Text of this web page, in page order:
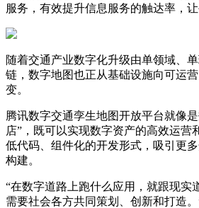
服务，有效提升信息服务的触达率，
随着交通产业数字化升级由单领域、
链，数字地图也正从基础设施向可运
变。
腾讯数字交通孪生地图开放平台就像
店”，既可以实现数字资产的高效运营
低代码、组件化的开发形式，吸引更
构建。
“在数字道路上跑什么应用，就跟现实
需要社会各方共同策划、创新和打造